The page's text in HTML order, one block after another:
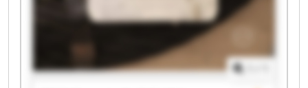
Absaugtechnik GmbH D&M Absaugtechnik